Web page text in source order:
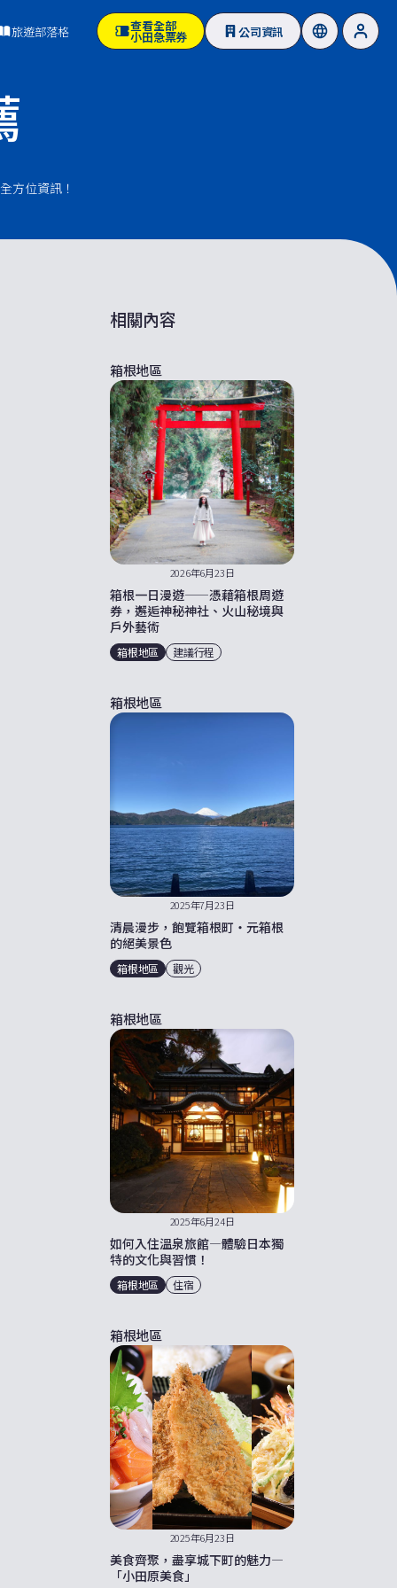
旅遊部落格 查看全部
小田急票券 公司資訊
方位資訊！
相關內容
箱根地區
2026年6月23日
箱根一日漫遊——憑藉箱根周遊
券，邂逅神秘神社、火山秘境與
戶外藝術
箱根地區 建議行程
箱根地區
2025年7月23日
清晨漫步，飽覽箱根町・元箱根
的絕美景色
箱根地區 觀光
箱根地區
2025年6月24日
如何入住溫泉旅館—體驗日本獨
特的文化與習慣！
箱根地區 住宿
箱根地區
2025年6月23日
美食齊聚，盡享城下町的魅力—
「小田原美食」